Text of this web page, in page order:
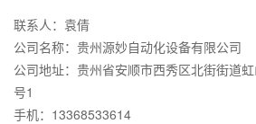
联系人：袁倩
公司名称：贵州源妙自动化设备有限公司
公司地址：贵州省安顺市西秀区北街街道
号1
手机：13368533614